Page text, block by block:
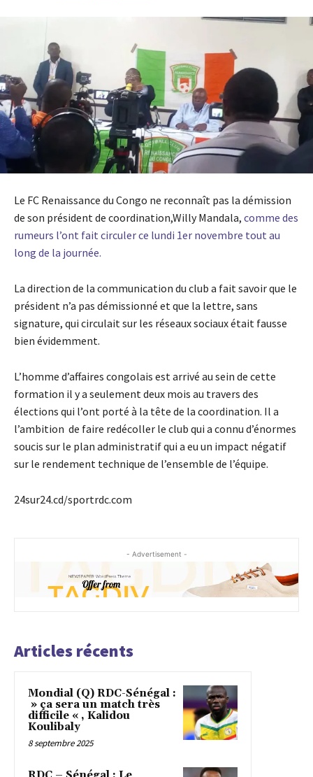
Le FC Renaissance du Congo ne reconnaît pas la démission
de son président de coordination,Willy Mandala, comme des
rumeurs l’ont fait circuler ce lundi 1er novembre tout au
long de la journée.
La direction de la communication du club a fait savoir que le
président n’a pas démissionné et que la lettre, sans
signature, qui circulait sur les réseaux sociaux était fausse
bien évidemment.
L’homme d’affaires congolais est arrivé au sein de cette
formation il y a seulement deux mois au travers des
élections qui l’ont porté à la tête de la coordination. Il a
l’ambition ​ de faire redécoller​ le club qui a connu d’énormes
soucis sur le plan administratif qui a eu un impact négatif
sur le rendement technique de l’ensemble de l’équipe.
24sur24.cd/sportrdc.com
- Advertisement -
Articles récents
Mondial (Q) RDC-Sénégal :
» ça sera un match très
difficile « , Kalidou
Koulibaly
8 septembre 2025